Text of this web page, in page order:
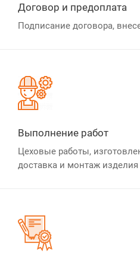
Договор и предоплата
Подписание договора,
Выполнение работ
Цеховые работы,
доставка и монтаж изделия